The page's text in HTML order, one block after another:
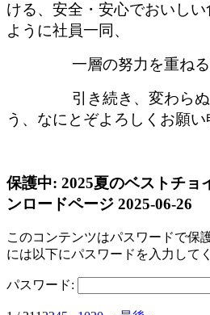
ける、安全・安心でおいし
ように社員一同、
一層の努力を重ね
引き続き、変わらぬご
う、なにとぞよろしくお願い
保護中: 2025夏のベストチョ
ンロードページ 2025-06-26
このコンテンツはパスワードで保
には以下にパスワードを入力して
パスワード: